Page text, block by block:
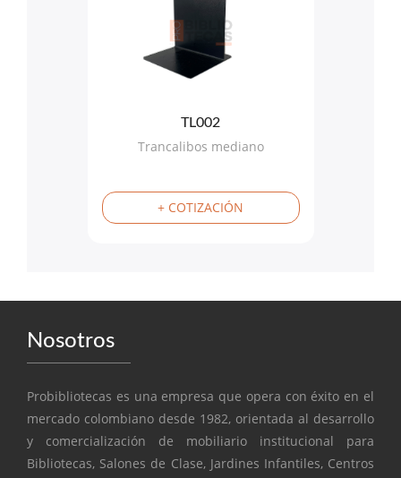
TL002
Trancalibos mediano
+ COTIZACIÓN
Nosotros
Probibliotecas es una empresa que opera con éxito en el
mercado colombiano desde 1982, orientada al desarrollo
y comercialización de mobiliario institucional para
Bibliotecas, Salones de Clase, Jardines Infantiles, Centros